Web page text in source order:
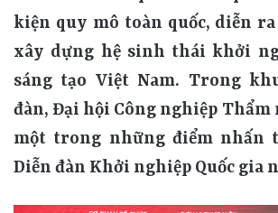
kiện quy mô toàn quốc, diễn
xây dựng hệ sinh thái khởi
sáng tạo Việt Nam. Trong
đàn, Đại hội Công nghiệp Thẩm
một trong những điểm nhấn
Diễn đàn Khởi nghiệp Quốc gia